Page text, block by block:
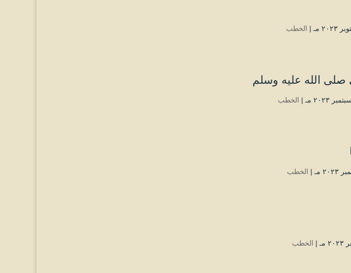
الخطب
الله عليه وسلم
الخطب
الخطب
الخطب